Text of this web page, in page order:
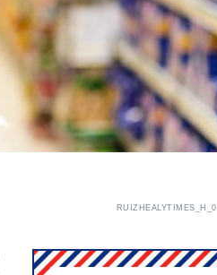
RUIZHEALYTIMES_H_0